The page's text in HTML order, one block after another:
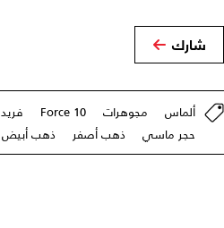
شارك
ألماس مجوهرات Force 10 فريد
حجر ماسي
ذهب أصفر ذهب أبيض